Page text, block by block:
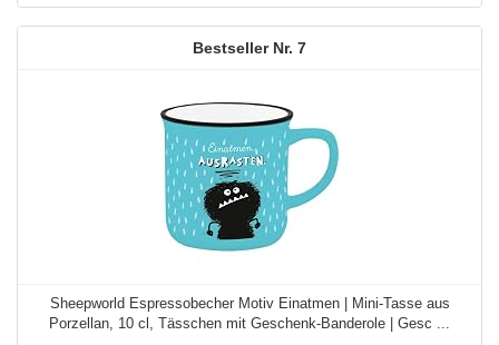
7
Sheepworld Espressobecher Motiv Einatmen | Mini-Tasse aus
Porzellan, 10 cl, Tässchen mit Geschenk-Banderole | Gesc ...